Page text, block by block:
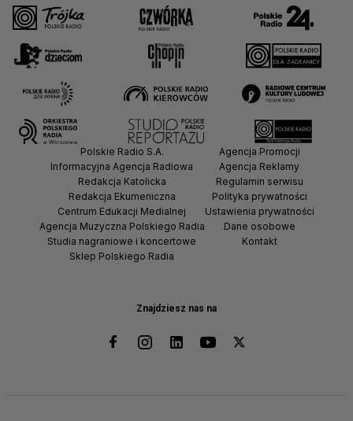
Znajdziesz nas na
Polskie Radio S.A.
Informacyjna Agencja Radiowa
Redakcja Katolicka
Redakcja Ekumeniczna
Centrum Edukacji Medialnej
Agencja Muzyczna Polskiego Radia
Studia nagraniowe i koncertowe
Sklep Polskiego Radia
Agencja Promocji
Agencja Reklamy
Regulamin serwisu
Polityka prywatności
Ustawienia prywatności
Dane osobowe
Kontakt